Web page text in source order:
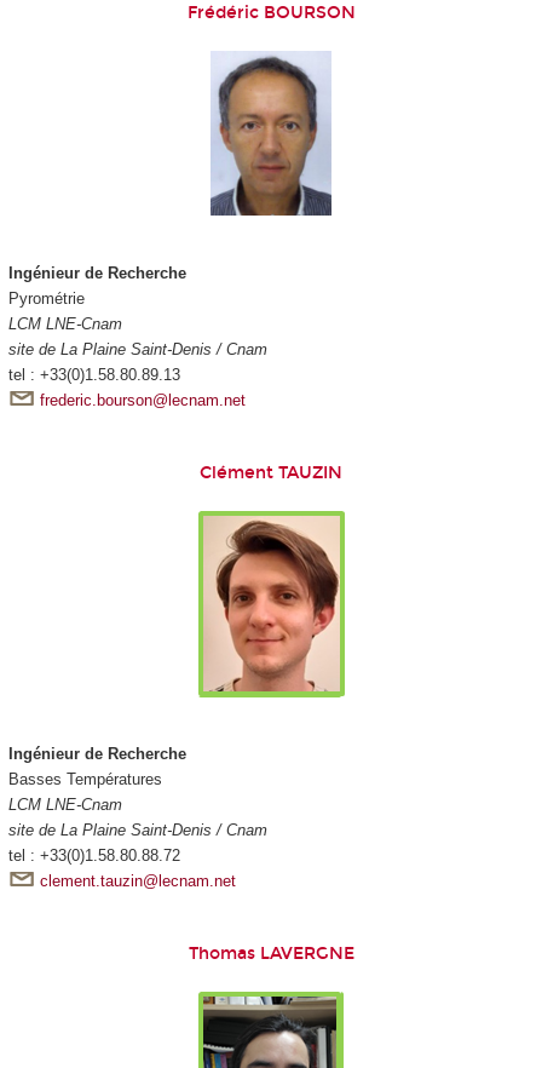
Frédéric BOURSON
Ingénieur de Recherche
Pyrométrie
LCM LNE-Cnam
site de La Plaine Saint-Denis / Cnam
tel : +33(0)1.58.80.89.13
frederic.bourson@lecnam.net
Clément TAUZIN
Ingénieur de Recherche
Basses Températures
LCM LNE-Cnam
site de La Plaine Saint-Denis / Cnam
tel : +33(0)1.58.80.88.72
clement.tauzin@lecnam.net
Thomas LAVERGNE